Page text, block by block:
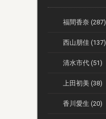
福間香奈 (287)
西山朋佳 (137)
清水市代 (51)
上田初美 (38)
香川愛生 (20)